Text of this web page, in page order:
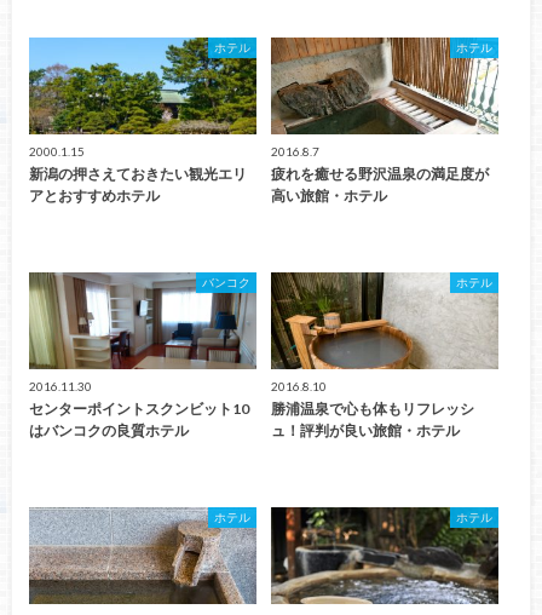
ホテル
2000.1.15
新潟の押さえておきたい観光エリ
アとおすすめホテル
ホテル
2016.8.7
疲れを癒せる野沢温泉の満足度が
高い旅館・ホテル
バンコク
2016.11.30
センターポイントスクンビット10
はバンコクの良質ホテル
ホテル
2016.8.10
勝浦温泉で心も体もリフレッシ
ュ！評判が良い旅館・ホテル
ホテル ホテル